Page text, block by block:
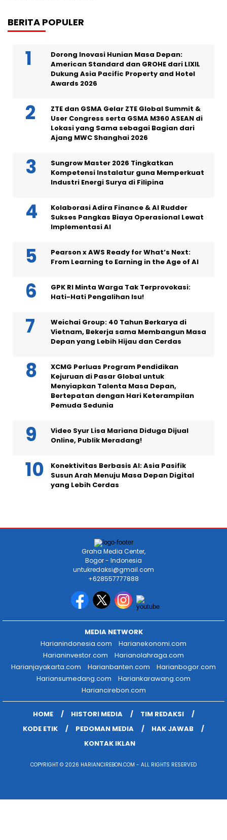
BERITA POPULER
Dorong Inovasi Hunian Masa Depan:
American Standard dan GROHE dari LIXIL
Dukung Asia Pacific Property and Hotel
Awards 2026
ZTE dan GSMA Gelar ZTE Global Summit &
User Congress serta GSMA M360 ASEAN di
Lokasi yang Sama sebagai Bagian dari
Ajang MWC Shanghai 2026
Sungrow Master 2026 Tingkatkan
Kompetensi Instalatur guna Memperkuat
Industri Energi Surya di Filipina
Kolaborasi Adira Finance & AI Rudder
Sukses Pangkas Biaya Operasional Lewat
Implementasi AI
Pearson x AWS Ready for What’s Next:
From Learning to Earning in the Age of AI
GPK RI Minta Warga Tak Terprovokasi:
Hati-Hati Pengalihan Isu!
Weichai Group: 40 Tahun Berkarya di
Vietnam, Bekerja sama Membangun Masa
Depan yang Lebih Hijau dan Cerdas
XCMG Perluas Program Pendidikan
Kejuruan di Pasar Global untuk
Menyiapkan Talenta Masa Depan,
Bertepatan dengan Hari Keterampilan
Pemuda Sedunia
Video Syur Lisa Mariana Diduga Dijual
Online, Publik Meradang!
Konektivitas Berbasis AI: Asia Pasifik
Susun Arah Menuju Masa Depan Digital
yang Lebih Cerdas
Graha Media Center,
Bogor - Indonesia
untukredaksi@gmail.com
+628557777888
MEDIA NETWORK
Harianindonesia.com
Harianekonomi.com
Harianinvestor.com
Harianolahraga.com
Harianjayakarta.com
Harianbanten.com
Harianbogor.com
Hariansumedang.com
Hariankarawang.com
Hariancirebon.com
HOME HISTORI MEDIA
TIM REDAKSI
KODE ETIK
PEDOMAN MEDIA
HAK JAWAB
KONTAK IKLAN
COPYRIGHT © 2026 HARIANCIREBON.COM - ALL RIGHTS RESERVED